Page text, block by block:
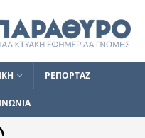
ΡΕΠΟΡΤΑΖ